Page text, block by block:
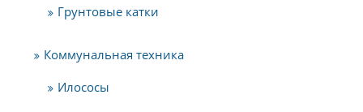
Грунтовые катки
Коммунальная техника
Илососы